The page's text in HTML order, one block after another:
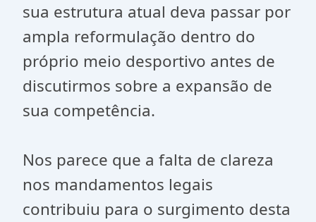
sua estrutura atual deva passar por
ampla reformulação dentro do
próprio meio desportivo antes de
discutirmos sobre a expansão de
sua competência.
Nos parece que a falta de clareza
nos mandamentos legais
contribuiu para o surgimento desta